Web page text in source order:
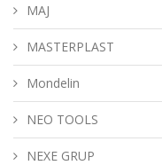
MAJ
MASTERPLAST
Mondelin
NEO TOOLS
NEXE GRUP